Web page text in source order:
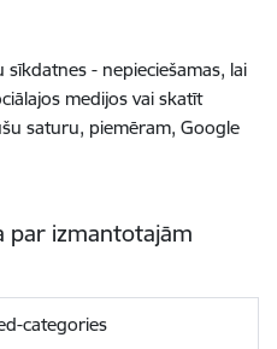
- nepieciešamas, lai
medijos vai skatīt
saturu, piemēram, Google
par izmantotajām
categories